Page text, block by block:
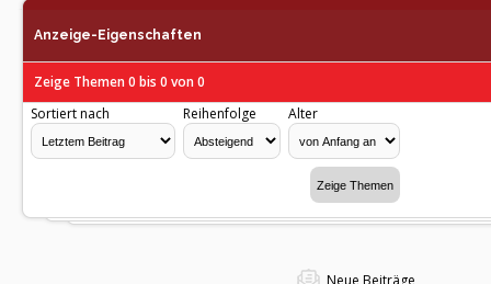
Anzeige-Eigenschaften
Zeige Themen 0 bis 0 von 0
Sortiert nach
Reihenfolge Alter
Neue Beiträge